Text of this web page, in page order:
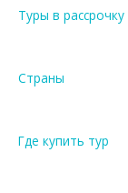
Туры в рассрочку
Страны
Где купить тур